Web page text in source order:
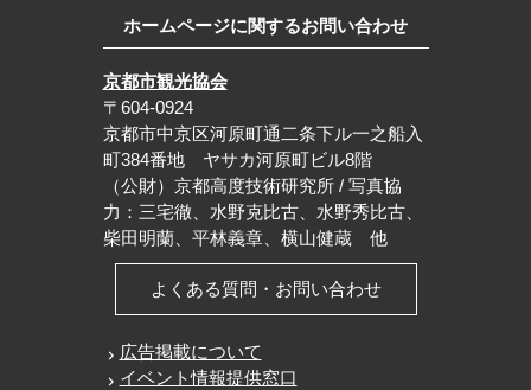
ホームページに関するお問い合わせ
京都市観光協会
〒604-0924
京都市中京区河原町通二条下ル一之船入
町384番地 ヤサカ河原町ビル8階
（公財）京都高度技術研究所 / 写真協
力：三宅徹、水野克比古、水野秀比古、
柴田明蘭、平林義章、横山健蔵 他
よくある質問・お問い合わせ
広告掲載について
イベント情報提供窓口